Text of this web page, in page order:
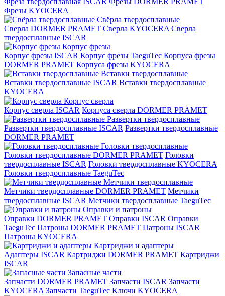
Фрезы KYOCERA
Свёрла твердосплавные
Сверла DORMER PRAMET Сверла KYOCERA Сверла
твердосплавные ISCAR
Корпус фрезы
Корпус фрезы ISCAR Корпус фрезы TaeguTec Корпуса фрезы
DORMER PRAMET Корпуса фрезы KYOCERA
Вставки твердосплавные
Вставки твердосплавные ISCAR Вставки твердосплавные
KYOCERA
Корпус сверла
Корпус сверла ISCAR Корпуса сверла DORMER PRAMET
Развертки твердосплавные
Развертки твердосплавные ISCAR Развертки твердосплавные
DORMER PRAMET
Головки твердосплавные
Головки твердосплавные DORMER PRAMET Головки
твердосплавные ISCAR Головки твердосплавные KYOCERA
Головки твердосплавные TaeguTec
Метчики твердосплавные
Метчики твердосплавные DORMER PRAMET Метчики
твердосплавные ISCAR Метчики твердосплавные TaeguTec
Оправки и патроны
Оправки DORMER PRAMET Оправки ISCAR Оправки
TaeguTec Патроны DORMER PRAMET Патроны ISCAR
Патроны KYOCERA
Картриджи и адаптеры
Адаптеры ISCAR Картриджи DORMER PRAMET Картриджи
ISCAR
Запасные части
Запчасти DORMER PRAMET Запчасти ISCAR Запчасти
KYOCERA Запчасти TaeguTec Ключи KYOCERA